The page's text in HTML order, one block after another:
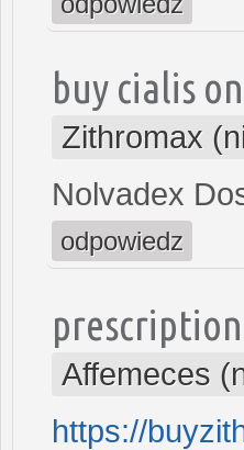
buy cialis
Zithromax
Nolvadex
odpowiedz
Affemeces
https://